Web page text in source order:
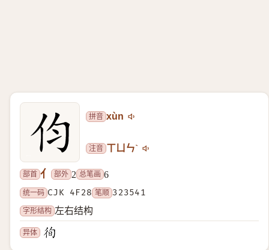
拼音 xùn
注音 ㄒㄩㄣˋ
部首 亻 部外 2 总笔画 6
统一码 CJK 4F28 笔顺 323541
字形结构 左右结构
异体